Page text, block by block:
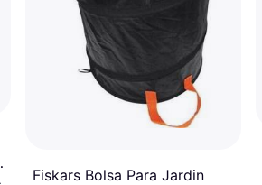
Fiskars Bolsa Para Jardin